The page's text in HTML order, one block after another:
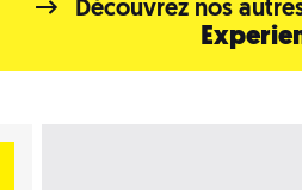
Découvrez nos